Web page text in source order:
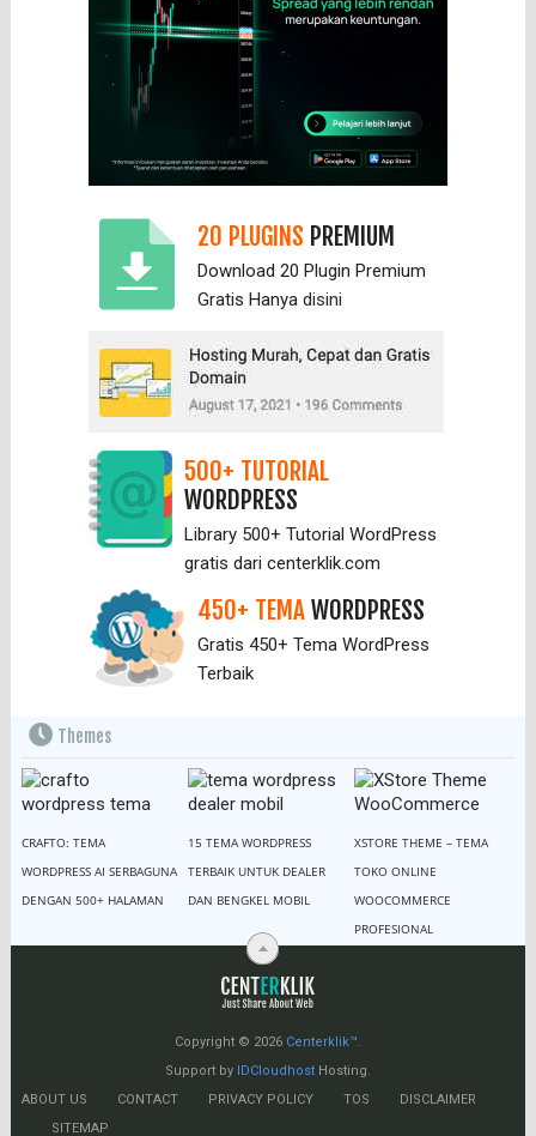
20 PLUGINS PREMIUM
Download 20 Plugin Premium
Gratis Hanya disini
500+ TUTORIAL
WORDPRESS
Library 500+ Tutorial WordPress
gratis dari centerklik.com
450+ TEMAWORDPRESS
Gratis 450+ Tema WordPress
Terbaik
Themes
CRAFTO: TEMA
WORDPRESS AI SERBAGUNA
DENGAN 500+ HALAMAN
15 TEMA WORDPRESS
TERBAIK UNTUK DEALER
DAN BENGKEL MOBIL
XSTORE THEME – TEMA
TOKO ONLINE
WOOCOMMERCE
PROFESIONAL
Copyright © 2026 Centerklik™
Support by IDCloudhost Hosting.
ABOUT US
CONTACT PRIVACY POLICY TOS
DISCLAIMER
SITEMAP